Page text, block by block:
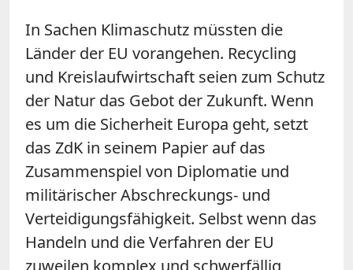
In Sachen Klimaschutz müssten die
Länder der EU vorangehen. Recycling
und Kreislaufwirtschaft seien zum Schutz
der Natur das Gebot der Zukunft. Wenn
es um die Sicherheit Europa geht, setzt
das ZdK in seinem Papier auf das
Zusammenspiel von Diplomatie und
militärischer Abschreckungs- und
Verteidigungsfähigkeit. Selbst wenn das
Handeln und die Verfahren der EU
zuweilen komplex und schwerfällig